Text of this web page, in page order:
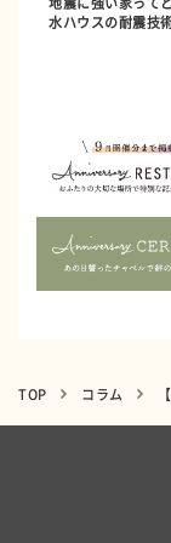
水ハウスの耐震技
TOP コラム